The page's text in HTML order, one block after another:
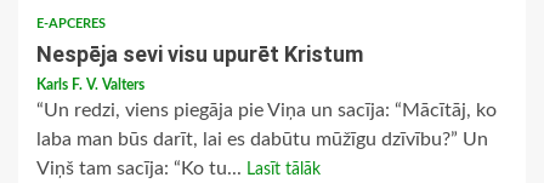
E-APCERES
Nespēja sevi visu upurēt Kristum
Karls F. V. Valters
“Un redzi, viens piegāja pie Viņa un sacīja: “Mācītāj, ko
laba man būs darīt, lai es dabūtu mūžīgu dzīvību?” Un
Viņš tam sacīja: “Ko tu... Lasīt tālāk